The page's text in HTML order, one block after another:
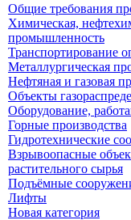
Общие требования
Химическая,
промышленность
Транспортирование
Металлургическая
Нефтяная и газовая
Объекты
Оборудование,
Горные производства
Гидротехнические
Взрывоопасные
растительного сырья
Подъёмные
Лифты
Новая категория